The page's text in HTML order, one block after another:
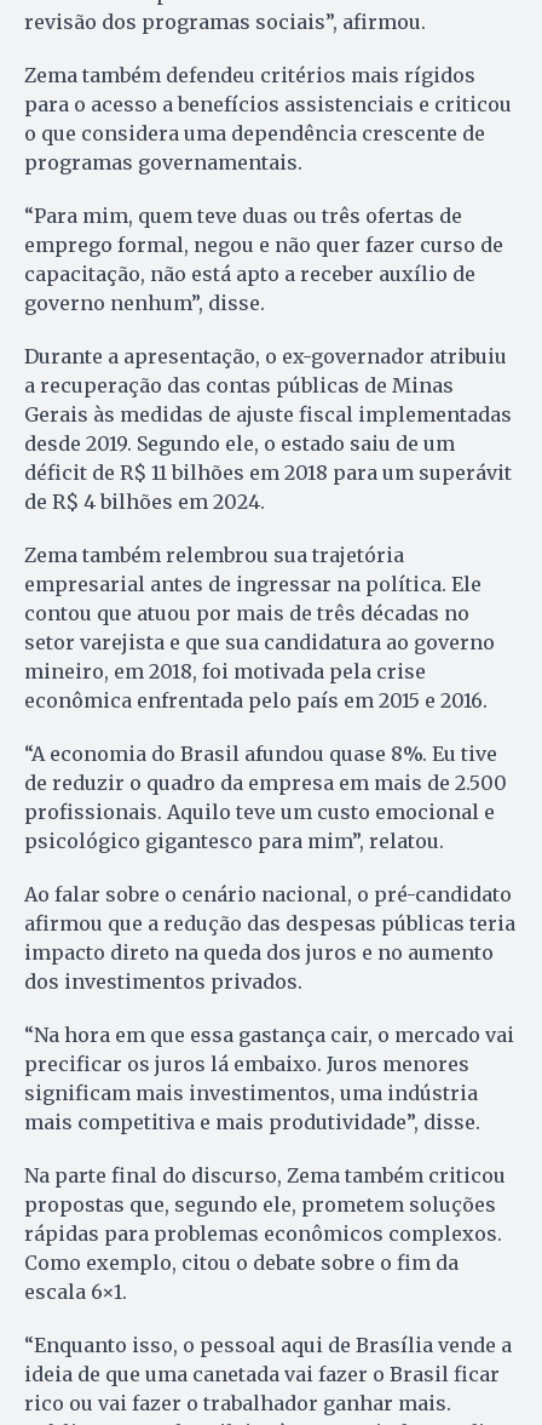
revisão dos programas sociais”, afirmou.
Zema também defendeu critérios mais rígidos
para o acesso a benefícios assistenciais e criticou
o que considera uma dependência crescente de
programas governamentais.
“Para mim, quem teve duas ou três ofertas de
emprego formal, negou e não quer fazer curso de
capacitação, não está apto a receber auxílio de
governo nenhum”, disse.
Durante a apresentação, o ex-governador atribuiu
a recuperação das contas públicas de Minas
Gerais às medidas de ajuste fiscal implementadas
desde 2019. Segundo ele, o estado saiu de um
déficit de R$ 11 bilhões em 2018 para um superávit
de R$ 4 bilhões em 2024.
Zema também relembrou sua trajetória
empresarial antes de ingressar na política. Ele
contou que atuou por mais de três décadas no
setor varejista e que sua candidatura ao governo
mineiro, em 2018, foi motivada pela crise
econômica enfrentada pelo país em 2015 e 2016.
“A economia do Brasil afundou quase 8%. Eu tive
de reduzir o quadro da empresa em mais de 2.500
profissionais. Aquilo teve um custo emocional e
psicológico gigantesco para mim”, relatou.
Ao falar sobre o cenário nacional, o pré-candidato
afirmou que a redução das despesas públicas teria
impacto direto na queda dos juros e no aumento
dos investimentos privados.
“Na hora em que essa gastança cair, o mercado vai
precificar os juros lá embaixo. Juros menores
significam mais investimentos, uma indústria
mais competitiva e mais produtividade”, disse.
Na parte final do discurso, Zema também criticou
propostas que, segundo ele, prometem soluções
rápidas para problemas econômicos complexos.
Como exemplo, citou o debate sobre o fim da
escala 6×1.
“Enquanto isso, o pessoal aqui de Brasília vende a
ideia de que uma canetada vai fazer o Brasil ficar
rico ou vai fazer o trabalhador ganhar mais.